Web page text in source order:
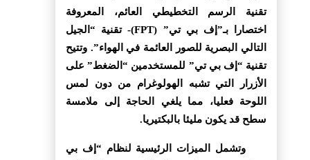
تقنية الرسم التخطيطي العائم، المعروفة
اختصارا بـ”إف بي تي” (FPT)- تقنية “الجيل
التالي البصرية للصور العائمة في الهواء”. وتتيح
تقنية “إف بي تي” للمستخدمين “الضغط” على
الأزرار التي تشبه الهولوغرام من دون لمس
اللوحة فعليا، مما يلغي الحاجة إلى ملامسة
سطح قد يكون مليئا بالبكتيريا.
وتشمل الميزات الرئيسية لنظام “إف بي